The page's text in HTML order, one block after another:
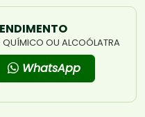
QUÍMICO OU ALCOÓLATRA
WhatsApp